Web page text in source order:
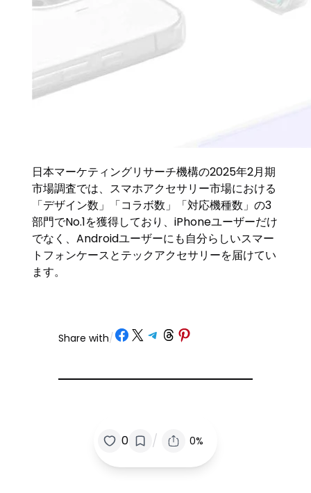
日本マーケティングリサーチ機構の2025年2月期
市場調査では、スマホアクセサリー市場における
「デザイン数」「コラボ数」「対応機種数」の3
部門でNo.1を獲得しており、iPhoneユーザーだけ
でなく、Androidユーザーにも自分らしいスマー
トフォンケースとテックアクセサリーを届けてい
ます。
Share with/ Share on Facebook
Share on X Share on Telegram
Share on Threads
Share on Pinterest
0 / 0%